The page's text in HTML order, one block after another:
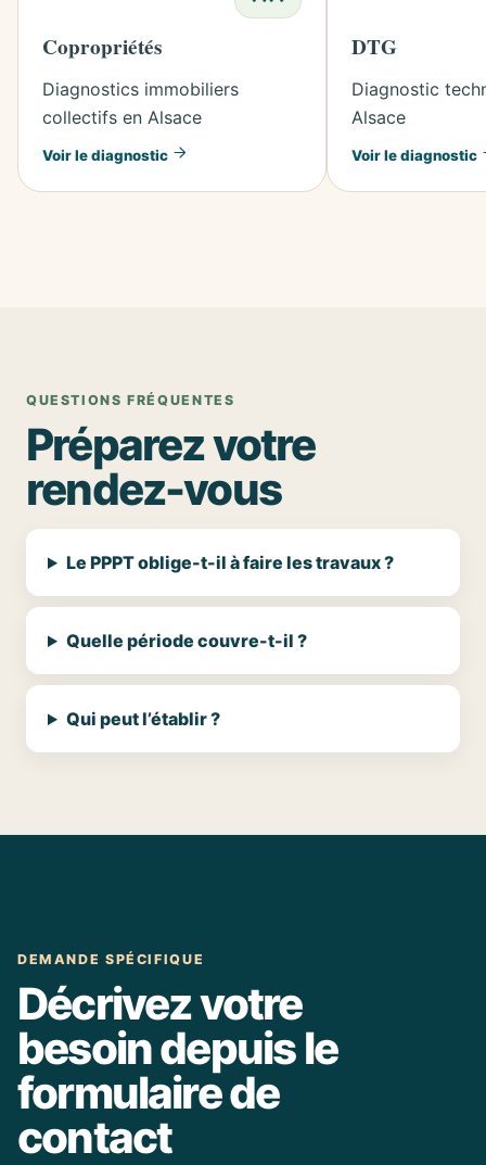
Copropriétés
Diagnostics immobiliers
collectifs en Alsace
Voir le diagnostic
DTG
Diagnostic
Alsace
Voir le diagnostic
QUESTIONS FRÉQUENTES
Préparez votre
rendez-vous
Le PPPT oblige-t-il à faire les travaux ?
Quelle période couvre-t-il ?
Qui peut l’établir ?
DEMANDE SPÉCIFIQUE
Décrivez votre
besoin depuis le
formulaire de
contact